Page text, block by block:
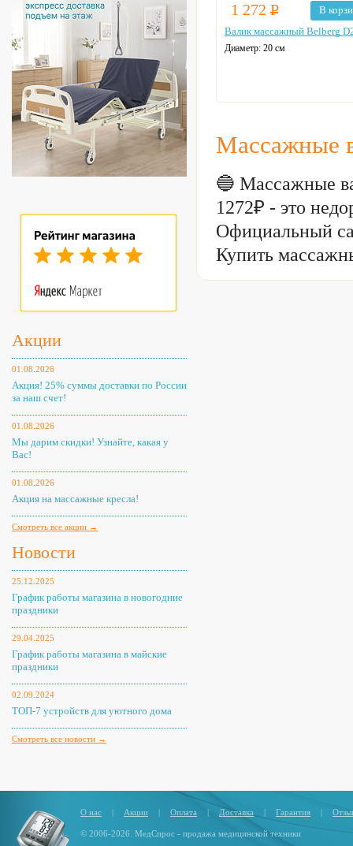
Акции
01.08.2026
Акция! 25% суммы доставки по России
за наш счет!
01.08.2026
Мы дарим скидки! Узнайте, какая у
Вас!
01.08.2026
Акция на массажные кресла!
Смотреть все акции →
Новости
25.12.2025
График работы магазина в новогодние
праздники
29.04.2025
График работы магазина в майские
праздники
02.09.2024
ТОП-7 устройств для уютного дома
Смотреть все новости →
1 272 Р
В
Валик массажный Belberg
Диаметр: 20 см
Массажные
🔵 Массажные
1272₽ - это
Официальный
Купить
О нас | Акции | Оплата | Доставка | Гарантия |
© 2006-2026. МедСпрос - продажа медицинской техники